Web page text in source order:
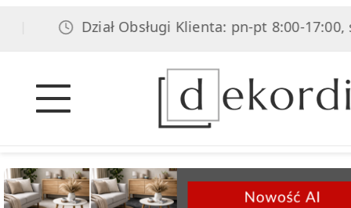
Dział Obsługi Klienta: pn-pt 8:00-17:00, sob